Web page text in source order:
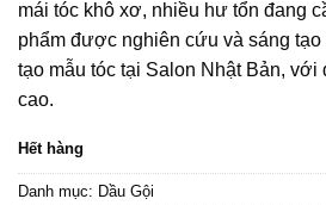
mái tóc khô xơ, nhiều hư tổn đang
phẩm được nghiên cứu và sáng
tạo mẫu tóc tại Salon Nhật Bản, với
cao.
Hết hàng
Danh mục: Dầu Gội